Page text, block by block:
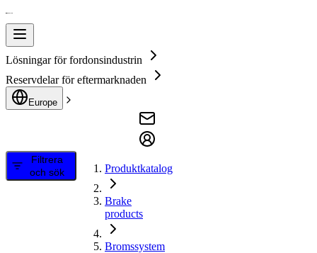
Lösningar för fordonsindustrin
Reservdelar för eftermarknaden
Europe
Filtrera
och sök
Produktkatalog
Brake
products
Bromssystem